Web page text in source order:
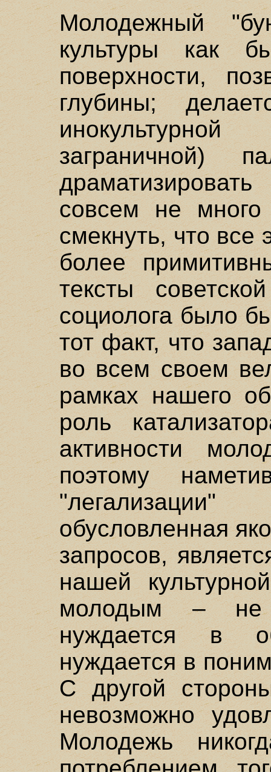
Молодежный
культуры как
поверхности,
глубины;
совсем не много
смекнуть, что все
более
тексты
социолога было
тот факт, что
во всем своем
рамках нашего
роль
активности
поэтому
обусловленная
запросов,
нашей
молодым – не
нуждается в
нуждается в
С другой
невозможно
Молодежь